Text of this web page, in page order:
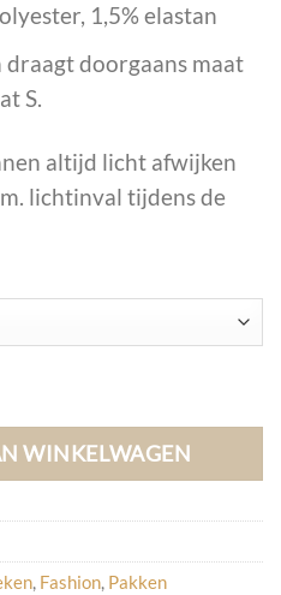
1,5% elastan
draagt doorgaans maat
S.
altijd licht afwijken
lichtinval tijdens de
aantal
WINKELWAGEN
, Fashion, Pakken